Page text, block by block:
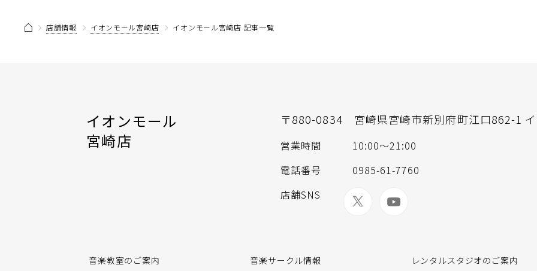
店舗情報 イオンモール宮崎店 イオンモール宮崎店 記事一覧
イオンモール
宮崎店
〒880-0834 宮崎県宮崎市新別府町江口862-1
営業時間
10:00〜21:00
電話番号
0985-61-7760
店舗SNS
音楽教室のご案内 音楽サークル情報 レンタルスタジオのご案内